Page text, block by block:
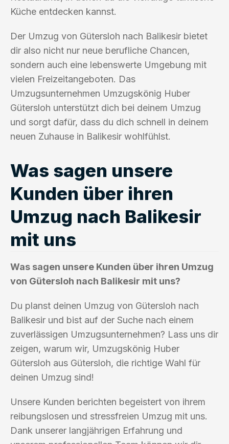
Küche entdecken kannst.
Der Umzug von Gütersloh nach Balikesir bietet
dir also nicht nur neue berufliche Chancen,
sondern auch eine lebenswerte Umgebung mit
vielen Freizeitangeboten. Das
Umzugsunternehmen Umzugskönig Huber
Gütersloh unterstützt dich bei deinem Umzug
und sorgt dafür, dass du dich schnell in deinem
neuen Zuhause in Balikesir wohlfühlst.
Was sagen unsere
Kunden über ihren
Umzug nach Balikesir
mit uns
Was sagen unsere Kunden über ihren Umzug
von Gütersloh nach Balikesir mit uns?
Du planst deinen Umzug von Gütersloh nach
Balikesir und bist auf der Suche nach einem
zuverlässigen Umzugsunternehmen? Lass uns dir
zeigen, warum wir, Umzugskönig Huber
Gütersloh aus Gütersloh, die richtige Wahl für
deinen Umzug sind!
Unsere Kunden berichten begeistert von ihrem
reibungslosen und stressfreien Umzug mit uns.
Dank unserer langjährigen Erfahrung und